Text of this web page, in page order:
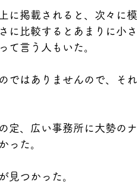
掲載されると、次々に
に比較するとあまりに小
て言う人もいた。
ではありませんので、そ
、広い事務所に大勢の
った。
見つかった。